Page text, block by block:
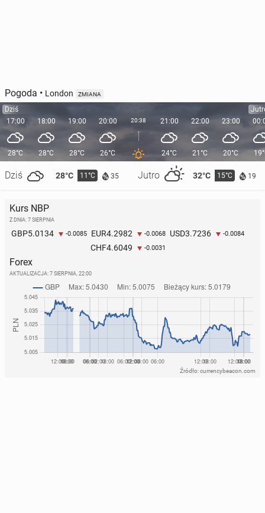
Pogoda • London ZMIANA
Dziś
17:00
28°C
Dziś 28°C 11°C 35 Jutro 32°C 15°C 19
18:00
28°C
19:00
28°C
20:00
26°C
20:38 21:00
24°C
22:00
21°C
23:00
20°C
Kurs NBP
Z DNIA: 7 SIERPNIA
GBP5.0134 -0.0085 EUR4.2982 -0.0068 USD3.7236 -0.0084
CHF4.6049 -0.0031
Forex
AKTUALIZACJA: 7 SIERPNIA, 22:00
Źródło: currencybeacon.com